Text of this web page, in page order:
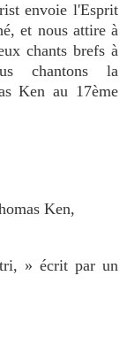
envoie l'Esprit
et nous attire à
chants brefs à
chantons la
Ken au 17ème
Ken,
» écrit par un